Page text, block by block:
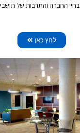
החברה והתרבות של
לחץ כאן